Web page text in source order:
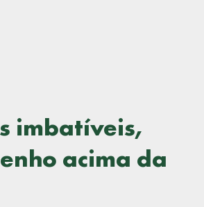
imbatíveis,
acima da